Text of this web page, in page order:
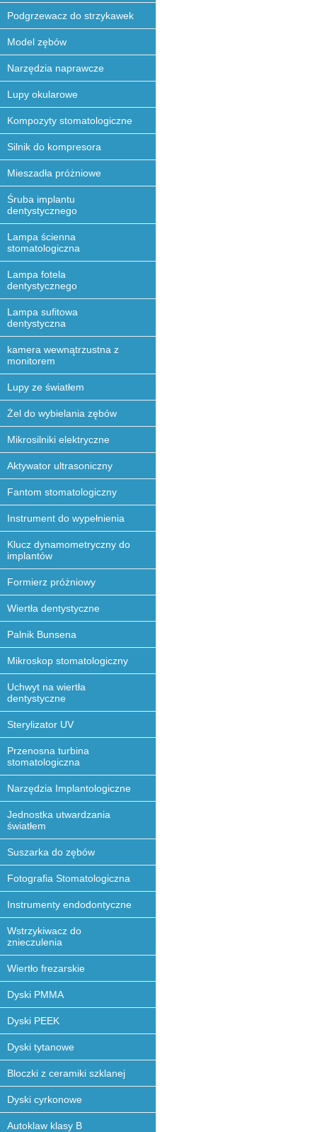
Podgrzewacz do strzykawek
Model zębów
Narzędzia naprawcze
Lupy okularowe
Kompozyty stomatologiczne
Silnik do kompresora
Mieszadła próżniowe
Śruba implantu
dentystycznego
Lampa ścienna
stomatologiczna
Lampa fotela
dentystycznego
Lampa sufitowa
dentystyczna
kamera wewnątrzustna z
monitorem
Lupy ze światłem
Żel do wybielania zębów
Mikrosilniki elektryczne
Aktywator ultrasoniczny
Fantom stomatologiczny
Instrument do wypełnienia
Klucz dynamometryczny do
implantów
Formierz próżniowy
Wiertła dentystyczne
Palnik Bunsena
Mikroskop stomatologiczny
Uchwyt na wiertła
dentystyczne
Sterylizator UV
Przenosna turbina
stomatologiczna
Narzędzia Implantologiczne
Jednostka utwardzania
światłem
Suszarka do zębów
Fotografia Stomatologiczna
Instrumenty endodontyczne
Wstrzykiwacz do
znieczulenia
Wiertło frezarskie
Dyski PMMA
Dyski PEEK
Dyski tytanowe
Bloczki z ceramiki szklanej
Dyski cyrkonowe
Autoklaw klasy B